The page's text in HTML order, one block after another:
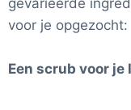
gevarieerde
voor je opgezocht:
Een scrub voor je